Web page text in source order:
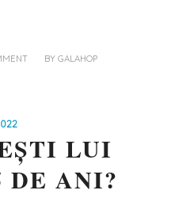
BY GALAHOP
LUI
DE ANI?